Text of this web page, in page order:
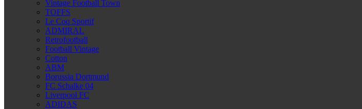
Vintage Football Town
TOFFS
Le Coq Sportif
ADMIRAL
Retrofootball
Football Vintage
Cotton
ABM
Borussia Dortmund
FC Schalke 04
Liverpool FC
ADIDAS